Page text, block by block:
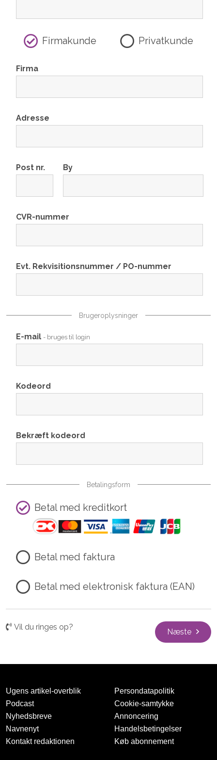
Firmakunde Privatkunde
Firma
Adresse
Post nr. By
CVR-nummer
Evt. Rekvisitionsnummer / PO-nummer
Brugeroplysninger
E-mail - bruges til login
Kodeord
Bekræft kodeord
Betalingsform
Betal med kreditkort
Betal med faktura
Betal med elektronisk faktura (EAN)
Vil du ringes op?
Næste
Ugens artikel-overblik
Podcast
Nyhedsbreve
Navnenyt
Kontakt redaktionen
Persondatapolitik
Cookie-samtykke
Annoncering
Handelsbetingelser
Køb abonnement